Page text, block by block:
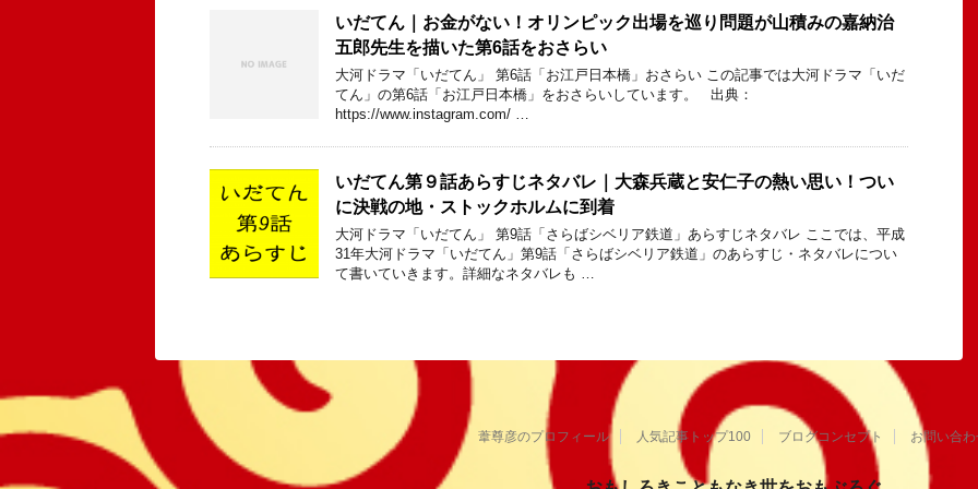
いだてん｜お金がない！オリンピック出場を巡り問題が山積みの嘉納治
五郎先生を描いた第6話をおさらい
大河ドラマ「いだてん」 第6話「お江戸日本橋」おさらい この記事では大河ドラマ「いだ
てん」の第6話「お江戸日本橋」をおさらいしています。 出典：
https://www.instagram.com/ …
いだてん第９話あらすじネタバレ｜大森兵蔵と安仁子の熱い思い！つい
に決戦の地・ストックホルムに到着
大河ドラマ「いだてん」 第9話「さらばシベリア鉄道」あらすじネタバレ ここでは、平成
31年大河ドラマ「いだてん」第9話「さらばシベリア鉄道」のあらすじ・ネタバレについ
て書いていきます。詳細なネタバレも …
葦尊彦のプロフィール 人気記事トップ100 ブログコンセプト お問い合